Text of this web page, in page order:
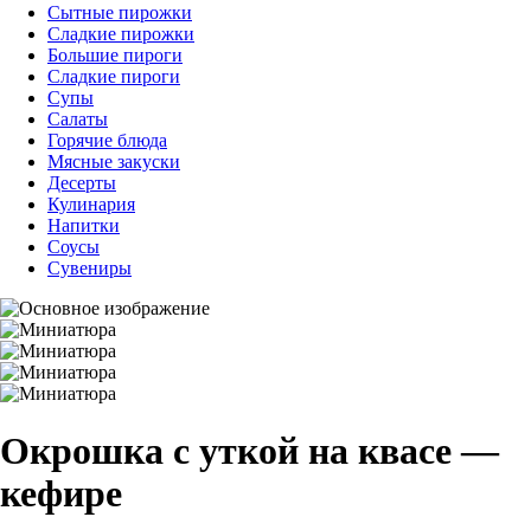
Сытные пирожки
Сладкие пирожки
Большие пироги
Сладкие пироги
Супы
Салаты
Горячие блюда
Мясные закуски
Десерты
Кулинария
Напитки
Соусы
Сувениры
Окрошка с уткой на квасе —
кефире